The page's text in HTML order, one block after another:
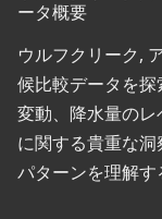
ータ概要
ウルフクリーク,
候比較データを
変動、降水量の
に関する貴重な
パターンを理解す